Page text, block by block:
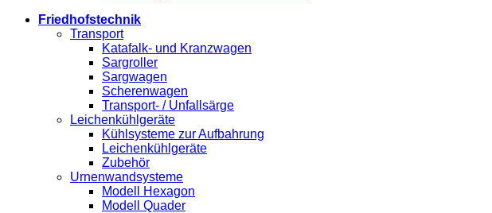
Friedhofstechnik
Transport
Katafalk- und Kranzwagen
Sargroller
Sargwagen
Scherenwagen
Transport- / Unfallsärge
Leichenkühlgeräte
Kühlsysteme zur Aufbahrung
Leichenkühlgeräte
Zubehör
Urnenwandsysteme
Modell Hexagon
Modell Quader